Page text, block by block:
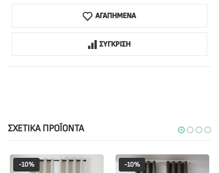
ΑΓΑΠΗΜΕΝΑ
ΣΥΓΚΡΙΣΗ
ΣΧΕΤΙΚΆ ΠΡΟΪΌΝΤΑ
-10% -10%